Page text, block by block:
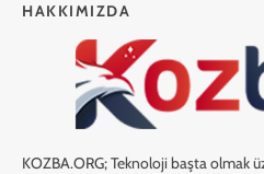
HAKKIMIZDA
KOZBA.ORG; Teknoloji başta olmak